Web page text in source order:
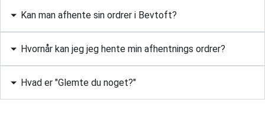
Kan man afhente sin ordrer i Bevtoft?
Hvornår kan jeg jeg hente min afhentnings ordrer?
Hvad er "Glemte du noget?"